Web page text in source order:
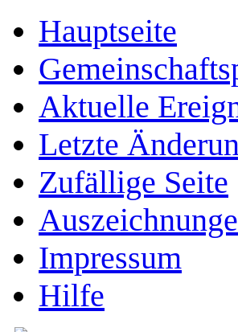
Hauptseite
Aktuelle
Letzte
Zufällige Seite
Impressum
Hilfe